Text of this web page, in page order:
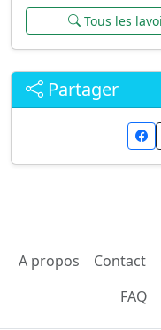
Tous les
Partager
A propos Contact
FAQ